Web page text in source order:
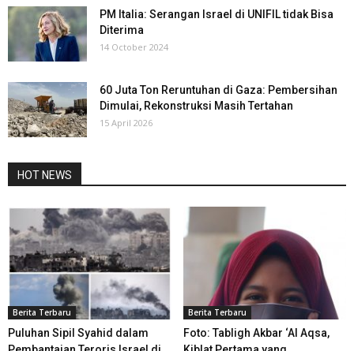
PM Italia: Serangan Israel di UNIFIL tidak Bisa
Diterima
14 October 2024
60 Juta Ton Reruntuhan di Gaza: Pembersihan
Dimulai, Rekonstruksi Masih Tertahan
15 April 2026
HOT NEWS
Berita Terbaru
Puluhan Sipil Syahid dalam
Berita Terbaru
Foto: Tabligh Akbar ‘Al Aqsa,